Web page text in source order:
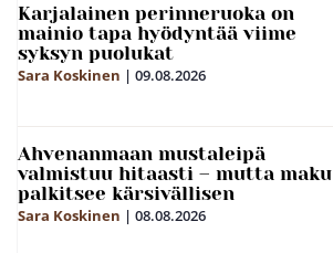
Karjalainen perinneruoka on
mainio tapa hyödyntää viime
syksyn puolukat
Sara Koskinen | 09.08.2026
Ahvenanmaan mustaleipä
valmistuu hitaasti – mutta maku
palkitsee kärsivällisen
Sara Koskinen | 08.08.2026